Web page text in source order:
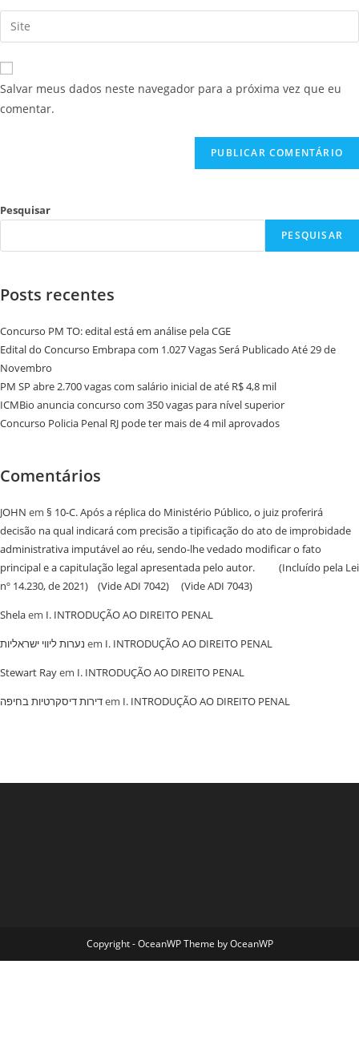
Salvar meus dados neste navegador para a próxima vez que eu
comentar.
Pesquisar
PESQUISAR
Posts recentes
Concurso PM TO: edital está em análise pela CGE
Edital do Concurso Embrapa com 1.027 Vagas Será Publicado Até 29 de
Novembro
PM SP abre 2.700 vagas com salário inicial de até R$ 4,8 mil
ICMBio anuncia concurso com 350 vagas para nível superior
Concurso Policia Penal RJ pode ter mais de 4 mil aprovados
Comentários
JOHN em § 10-C. Após a réplica do Ministério Público, o juiz proferirá
decisão na qual indicará com precisão a tipificação do ato de improbidade
administrativa imputável ao réu, sendo-lhe vedado modificar o fato
principal e a capitulação legal apresentada pelo autor. (Incluído pela Lei
nº 14.230, de 2021) (Vide ADI 7042) (Vide ADI 7043)
Shelaem I. INTRODUÇÃO AO DIREITO PENAL
נערות ליווי ישראליות em I. INTRODUÇÃO AO DIREITO PENAL
Stewart Rayem I. INTRODUÇÃO AO DIREITO PENAL
‏דירות דיסקרטיות בחיפהem I. INTRODUÇÃO AO DIREITO PENAL
Copyright - OceanWP Theme by OceanWP